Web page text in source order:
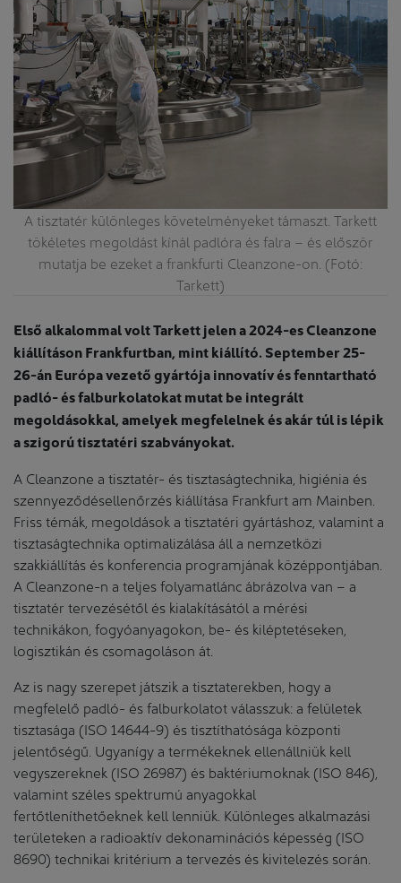
A tisztatér különleges követelményeket támaszt. Tarkett
tökéletes megoldást kínál padlóra és falra – és először
mutatja be ezeket a frankfurti Cleanzone-on. (Fotó:
Tarkett)
Első alkalommal volt Tarkett jelen a 2024-es Cleanzone
kiállításon Frankfurtban, mint kiállító. September 25-
26-án Európa vezető gyártója innovatív és fenntartható
padló- és falburkolatokat mutat be integrált
megoldásokkal, amelyek megfelelnek és akár túl is lépik
a szigorú tisztatéri szabványokat.
A Cleanzone a tisztatér- és tisztaságtechnika, higiénia és
szennyeződésellenőrzés kiállítása Frankfurt am Mainben.
Friss témák, megoldások a tisztatéri gyártáshoz, valamint a
tisztaságtechnika optimalizálása áll a nemzetközi
szakkiállítás és konferencia programjának középpontjában.
A Cleanzone-n a teljes folyamatlánc ábrázolva van – a
tisztatér tervezésétől és kialakításától a mérési
technikákon, fogyóanyagokon, be- és kiléptetéseken,
logisztikán és csomagoláson át.
Az is nagy szerepet játszik a tisztaterekben, hogy a
megfelelő padló- és falburkolatot válasszuk: a felületek
tisztasága (ISO 14644-9) és tisztíthatósága központi
jelentőségű. Ugyanígy a termékeknek ellenállniük kell
vegyszereknek (ISO 26987) és baktériumoknak (ISO 846),
valamint széles spektrumú anyagokkal
fertőtleníthetőeknek kell lenniük. Különleges alkalmazási
területeken a radioaktív dekonaminációs képesség (ISO
8690) technikai kritérium a tervezés és kivitelezés során.